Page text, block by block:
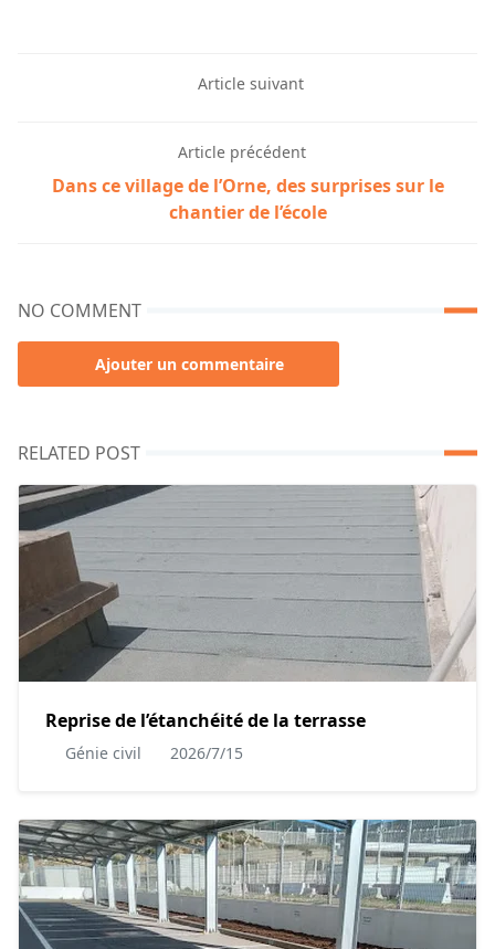
Article suivant
Article précédent
Dans ce village de l’Orne, des surprises sur le
chantier de l’école
NO COMMENT
Ajouter un commentaire
RELATED POST
Reprise de l’étanchéité de la terrasse
Génie civil 2026/7/15